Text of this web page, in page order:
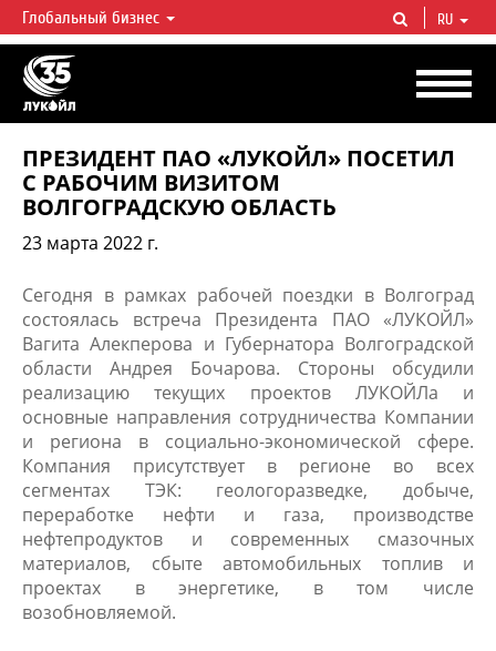
ЛУКОЙЛ СЕГОДНЯ
ЛУКОЙЛ — одна из крупнейших вертикально интегрированных
нефтегазовых компаний в мире, на долю которой приходится более 2%
мировой добычи нефти и около 1% доказанных запасов углеводородов.
Глобальный бизнес RU
ПРЕЗИДЕНТ ПАО «ЛУКОЙЛ» ПОСЕТИЛ
С РАБОЧИМ ВИЗИТОМ
ВОЛГОГРАДСКУЮ ОБЛАСТЬ
23 марта 2022 г.
Сегодня в рамках рабочей поездки в Волгоград
состоялась встреча Президента ПАО «ЛУКОЙЛ»
Вагита Алекперова и Губернатора Волгоградской
области Андрея Бочарова. Стороны обсудили
реализацию текущих проектов ЛУКОЙЛа и
основные направления сотрудничества Компании
и региона в социально-экономической сфере.
Компания присутствует в регионе во всех
сегментах ТЭК: геологоразведке, добыче,
переработке нефти и газа, производстве
нефтепродуктов и современных смазочных
материалов, сбыте автомобильных топлив и
проектах в энергетике, в том числе
возобновляемой.